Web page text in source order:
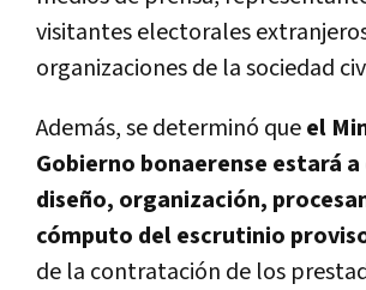
visitantes electorales
organizaciones de la sociedad
Además, se determinó queel
Gobierno bonaerense estará
diseño, organización,
cómputo del escrutinio
de la contratación de los